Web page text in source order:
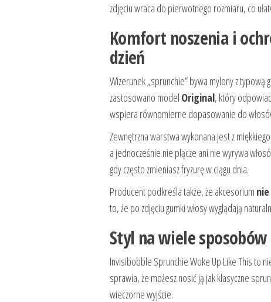
zdjęciu wraca do pierwotnego rozmiaru, co
Komfort noszenia i
dzień
Wizerunek „sprunchie” bywa mylony z
zastosowano model Original, który
wspiera równomierne dopasowanie do
Zewnętrzna warstwa wykonana jest z
a jednocześnie nie plącze ani nie wyrywa
gdy często zmieniasz fryzurę w ciągu dnia.
Producent podkreśla także, że akcesorium
to, że po zdjęciu gumki włosy wyglądają
Styl na wiele
Invisibobble Sprunchie Woke Up Like This to
sprawia, że możesz nosić ją jak klasyczne
wieczorne wyjście.